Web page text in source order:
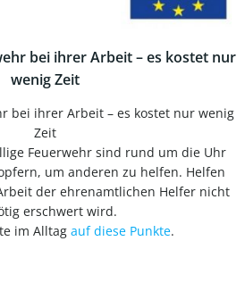
bei ihrer Arbeit – es kostet nur
wenig Zeit
bei ihrer Arbeit – es kostet nur wenig
Zeit
Feuerwehr sind rund um die Uhr
um anderen zu helfen. Helfen
der ehrenamtlichen Helfer nicht
erschwert wird.
im Alltag auf diese Punkte.